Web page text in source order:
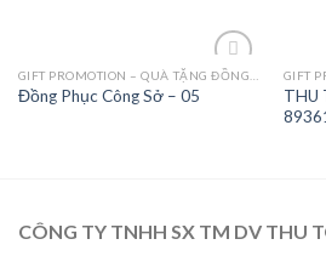
Add to
Wishlist
Đồng Phục Công Sở – 05
THU
CÔNG TY TNHH SX TM DV THU